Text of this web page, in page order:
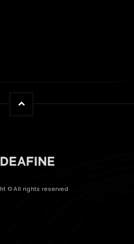
© All rights reserved